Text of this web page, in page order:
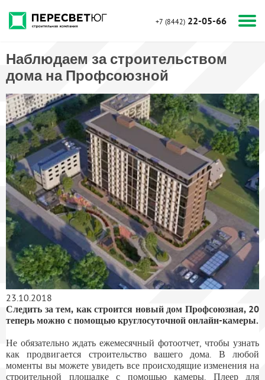
+7 (8442) 22-05-66
Наблюдаем за строительством
дома на Профсоюзной
23.10.2018
Следить за тем, как строится новый дом Профсоюзная, 20
теперь можно с помощью круглосуточной онлайн-камеры.
Не обязательно ждать ежемесячный фотоотчет, чтобы узнать
как продвигается строительство вашего дома. В любой
моменты вы можете увидеть все происходящие изменения на
строительной площадке с помощью камеры. Плеер для